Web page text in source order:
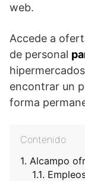
web.
Accede a
de personal
encontrar un
forma
Contenido
Alcampo